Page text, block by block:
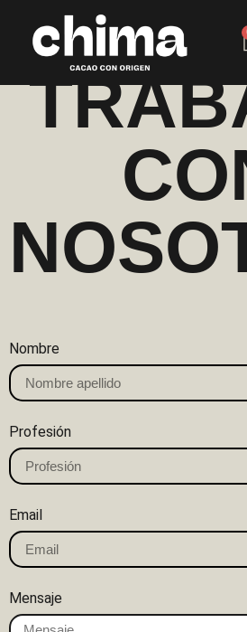
Nombre
Profesión
Email
Mensaje